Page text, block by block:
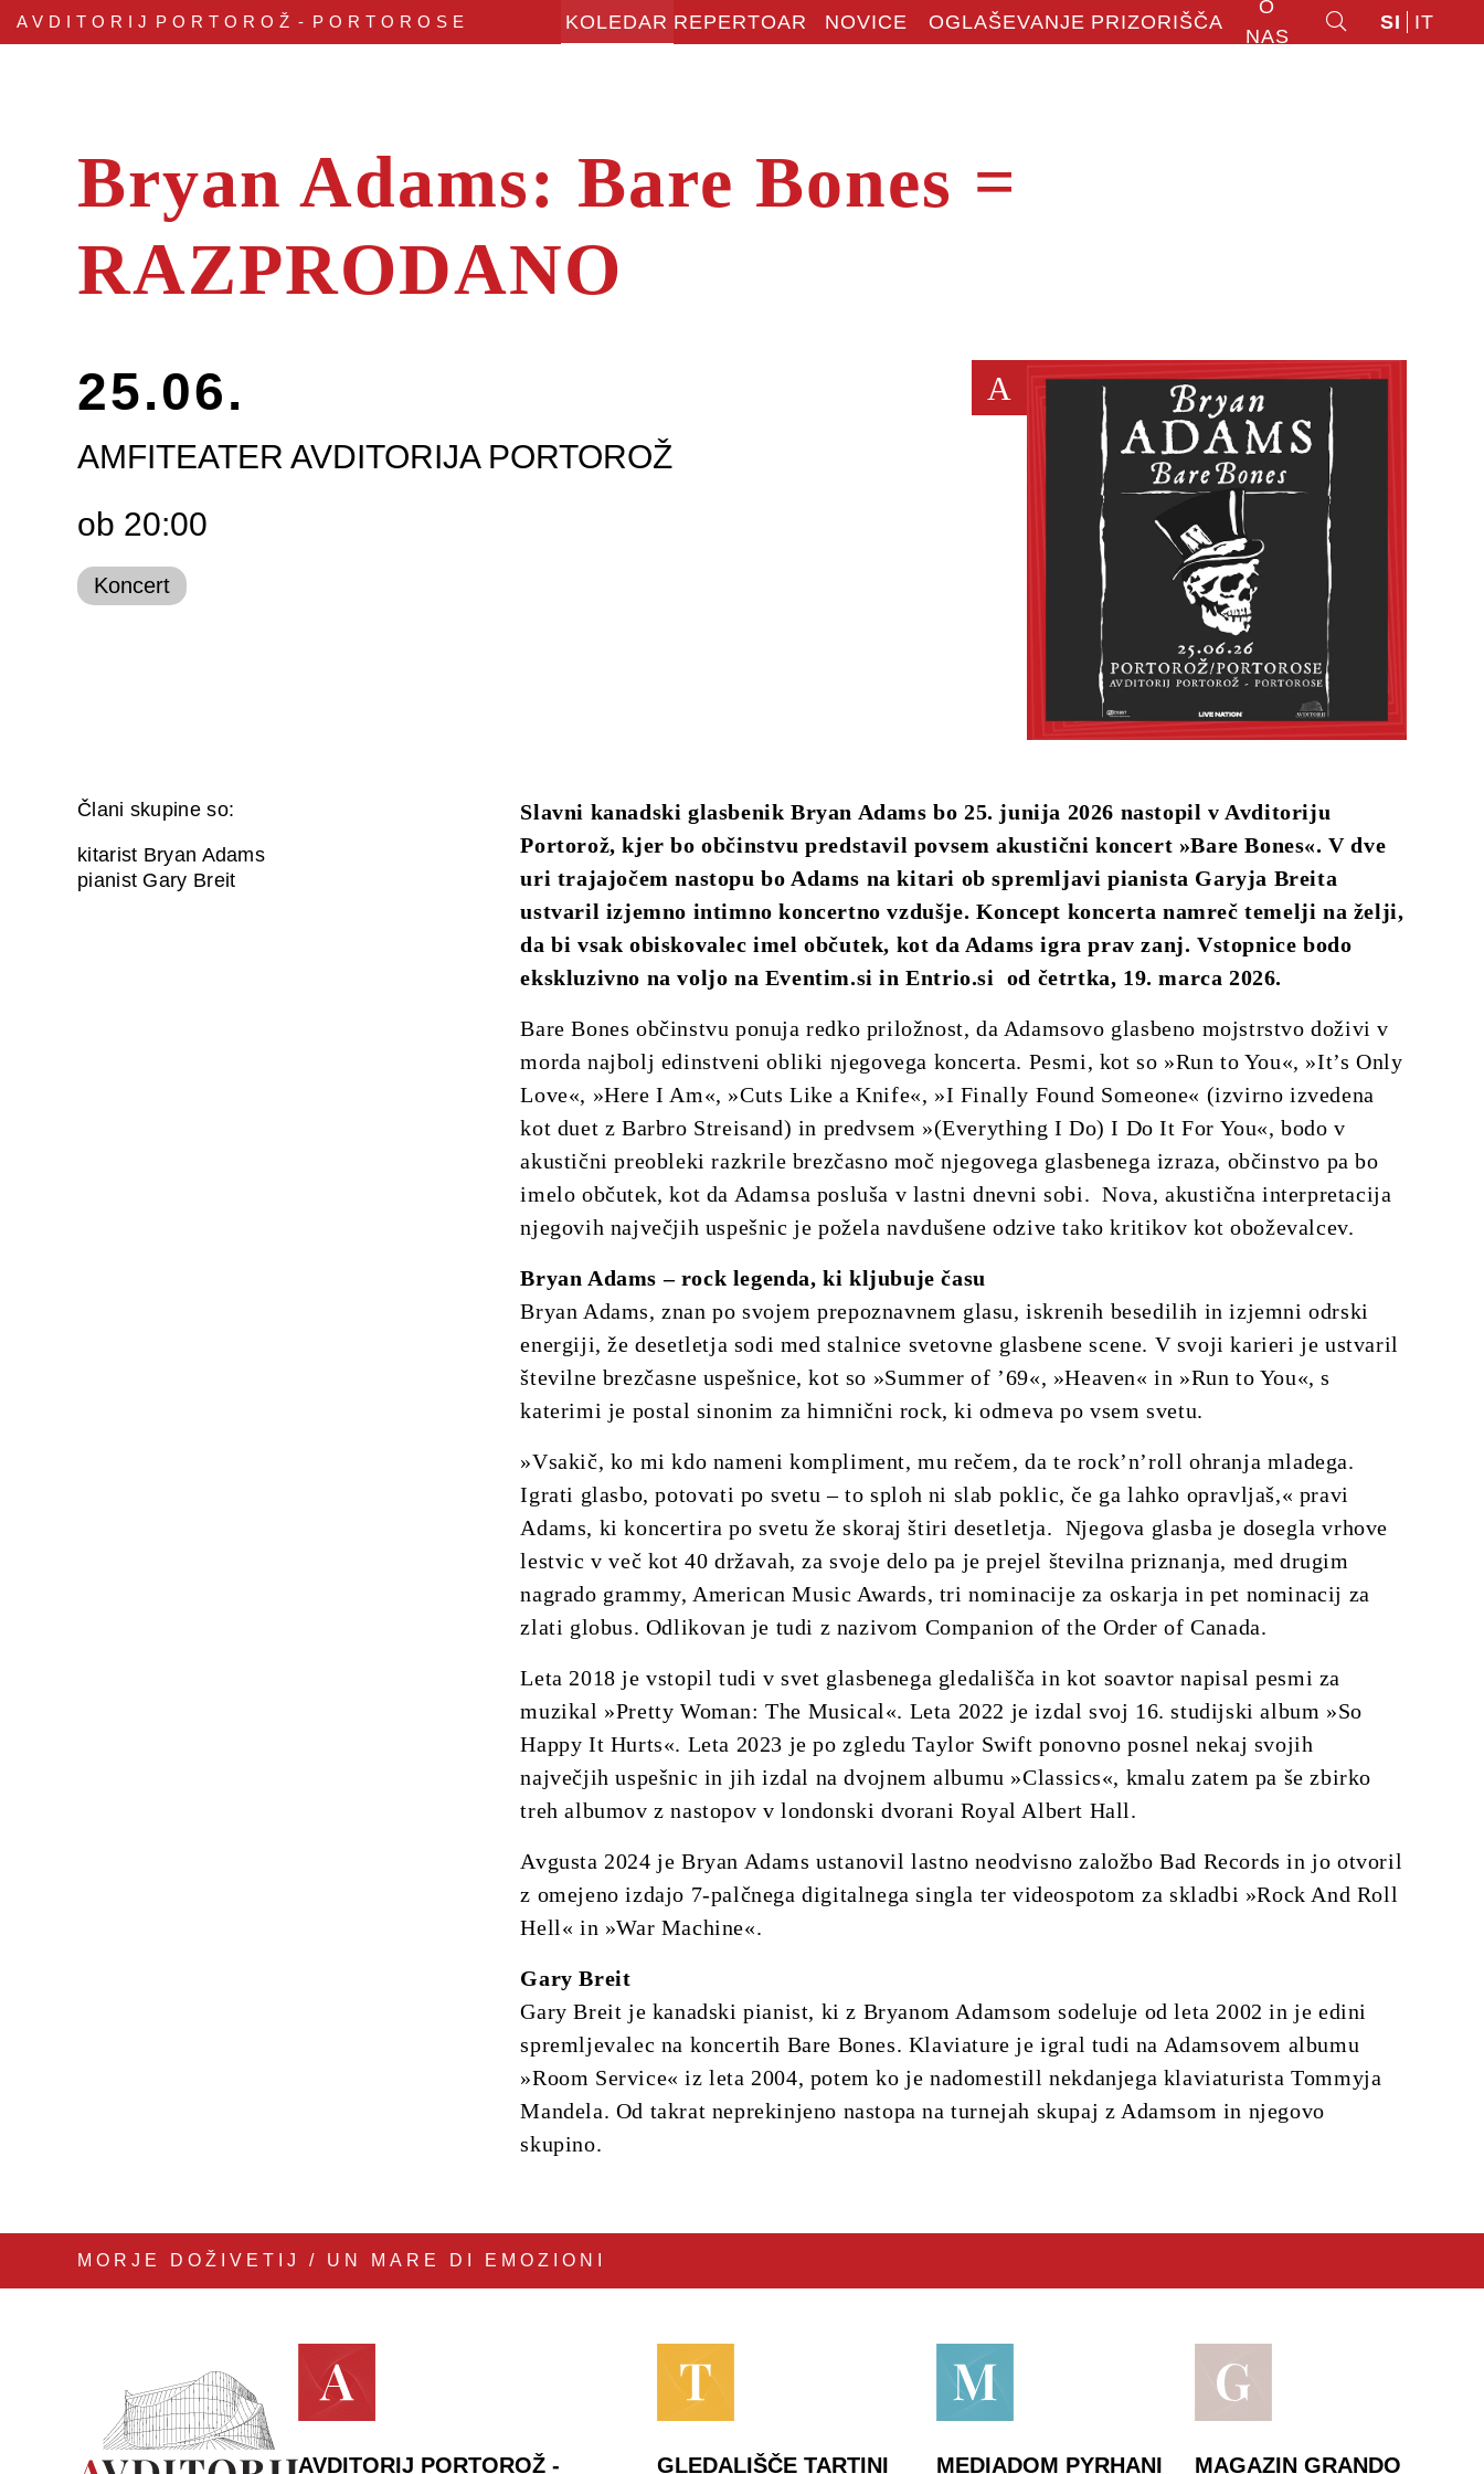
AVDITORIJ PORTOROŽ - PORTOROSE KOLEDAR REPERTOAR NOVICE OGLAŠEVANJE PRIZORIŠČA
O
NAS
SI IT
Bryan Adams: Bare Bones =
RAZPRODANO
25.06.
AMFITEATER AVDITORIJA PORTOROŽ
ob 20:00
Koncert
A
Člani skupine so:
kitarist Bryan Adams
pianist Gary Breit
Slavni kanadski glasbenik Bryan Adams bo 25. junija 2026 nastopil v Avditoriju
Portorož, kjer bo občinstvu predstavil povsem akustični koncert »Bare Bones«. V dve
uri trajajočem nastopu bo Adams na kitari ob spremljavi pianista Garyja Breita
ustvaril izjemno intimno koncertno vzdušje. Koncept koncerta namreč temelji na želji,
da bi vsak obiskovalec imel občutek, kot da Adams igra prav zanj. Vstopnice bodo
ekskluzivno na voljo na Eventim.si in Entrio.si od četrtka, 19. marca 2026.
Bare Bones občinstvu ponuja redko priložnost, da Adamsovo glasbeno mojstrstvo doživi v
morda najbolj edinstveni obliki njegovega koncerta. Pesmi, kot so »Run to You«, »It’s Only
Love«, »Here I Am«, »Cuts Like a Knife«, »I Finally Found Someone« (izvirno izvedena
kot duet z Barbro Streisand) in predvsem »(Everything I Do) I Do It For You«, bodo v
akustični preobleki razkrile brezčasno moč njegovega glasbenega izraza, občinstvo pa bo
imelo občutek, kot da Adamsa posluša v lastni dnevni sobi. Nova, akustična interpretacija
njegovih največjih uspešnic je požela navdušene odzive tako kritikov kot oboževalcev.
Bryan Adams – rock legenda, ki kljubuje času
Bryan Adams, znan po svojem prepoznavnem glasu, iskrenih besedilih in izjemni odrski
energiji, že desetletja sodi med stalnice svetovne glasbene scene. V svoji karieri je ustvaril
številne brezčasne uspešnice, kot so »Summer of ’69«, »Heaven« in »Run to You«, s
katerimi je postal sinonim za himnični rock, ki odmeva po vsem svetu.
»Vsakič, ko mi kdo nameni kompliment, mu rečem, da te rock’n’roll ohranja mladega.
Igrati glasbo, potovati po svetu – to sploh ni slab poklic, če ga lahko opravljaš,« pravi
Adams, ki koncertira po svetu že skoraj štiri desetletja. Njegova glasba je dosegla vrhove
lestvic v več kot 40 državah, za svoje delo pa je prejel številna priznanja, med drugim
nagrado grammy, American Music Awards, tri nominacije za oskarja in pet nominacij za
zlati globus. Odlikovan je tudi z nazivom Companion of the Order of Canada.
Leta 2018 je vstopil tudi v svet glasbenega gledališča in kot soavtor napisal pesmi za
muzikal »Pretty Woman: The Musical«. Leta 2022 je izdal svoj 16. studijski album »So
Happy It Hurts«. Leta 2023 je po zgledu Taylor Swift ponovno posnel nekaj svojih
največjih uspešnic in jih izdal na dvojnem albumu »Classics«, kmalu zatem pa še zbirko
treh albumov z nastopov v londonski dvorani Royal Albert Hall.
Avgusta 2024 je Bryan Adams ustanovil lastno neodvisno založbo Bad Records in jo otvoril
z omejeno izdajo 7-palčnega digitalnega singla ter videospotom za skladbi »Rock And Roll
Hell« in »War Machine«.
Gary Breit
Gary Breit je kanadski pianist, ki z Bryanom Adamsom sodeluje od leta 2002 in je edini
spremljevalec na koncertih Bare Bones. Klaviature je igral tudi na Adamsovem albumu
»Room Service« iz leta 2004, potem ko je nadomestill nekdanjega klaviaturista Tommyja
Mandela. Od takrat neprekinjeno nastopa na turnejah skupaj z Adamsom in njegovo
skupino.
MORJE DOŽIVETIJ / UN MARE DI EMOZIONI
AVDITORIJ PORTOROŽ - GLEDALIŠČE TARTINI MEDIADOM PYRHANI MAGAZIN GRANDO